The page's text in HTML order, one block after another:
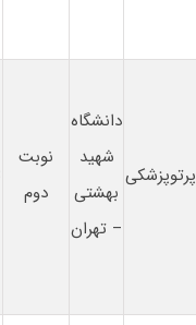
پرتوپزشکی
دانشگاه
شهید
بهشتی
– تهران
نوبت
دوم